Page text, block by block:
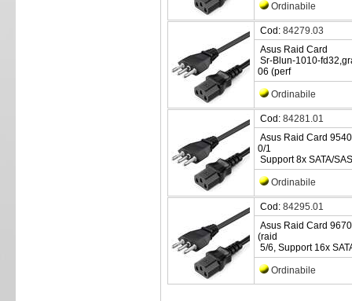
Ordinabile
Cod: 84279.03
Asus Raid Card
Sr-Blun-1010-
06 (perf
Ordinabile
Cod: 84281.01
Asus Raid Card
0/1
Support 8x SATA/
Ordinabile
Cod: 84295.01
Asus Raid Card
(raid
5/6, Support 16x
Ordinabile